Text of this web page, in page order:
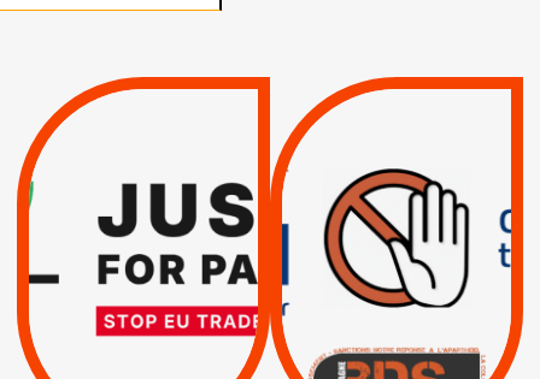
VIOLATIONS DES
SUSPENSION
TOTALE DE
L’ACCORD
D’ASSOCIATION UE-
ISRAËL
INTERNATIONAL ?
TRUMP, MACRON :
MÊME COMBAT
| Actus |
| Boycott militaire |